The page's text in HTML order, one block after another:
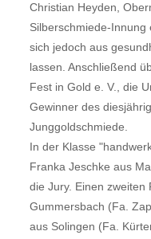
Christian Heyden,
Silberschmiede-
sich jedoch aus
lassen. Anschließend
Fest in Gold e. V., die
Gewinner des
Junggoldschmiede.
In der Klasse
Franka Jeschke aus
die Jury. Einen zweiten
Gummersbach (Fa.
aus Solingen (Fa.